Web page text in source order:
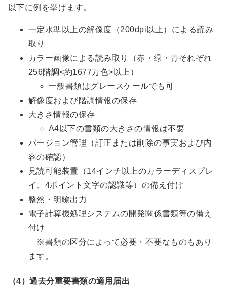
以下に例を挙げます。
一定水準以上の解像度（200dpi以上）による読み
取り
カラー画像による読み取り（赤・緑・青それぞれ
256階調<約1677万色>以上）
一般書類はグレースケールでも可
解像度および階調情報の保存
大きさ情報の保存
A4以下の書類の大きさの情報は不要
バージョン管理（訂正または削除の事実および内
容の確認）
見読可能装置（14インチ以上のカラーディスプレ
イ、4ポイント文字の認識等）の備え付け
整然・明瞭出力
電子計算機処理システムの開発関係書類等の備え
付け
※書類の区分によって必要・不要なものもあり
ます。
（4）過去分重要書類の適用届出